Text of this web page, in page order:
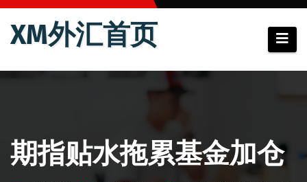
跳
XM外汇首页
期指贴水拖累基金加仓